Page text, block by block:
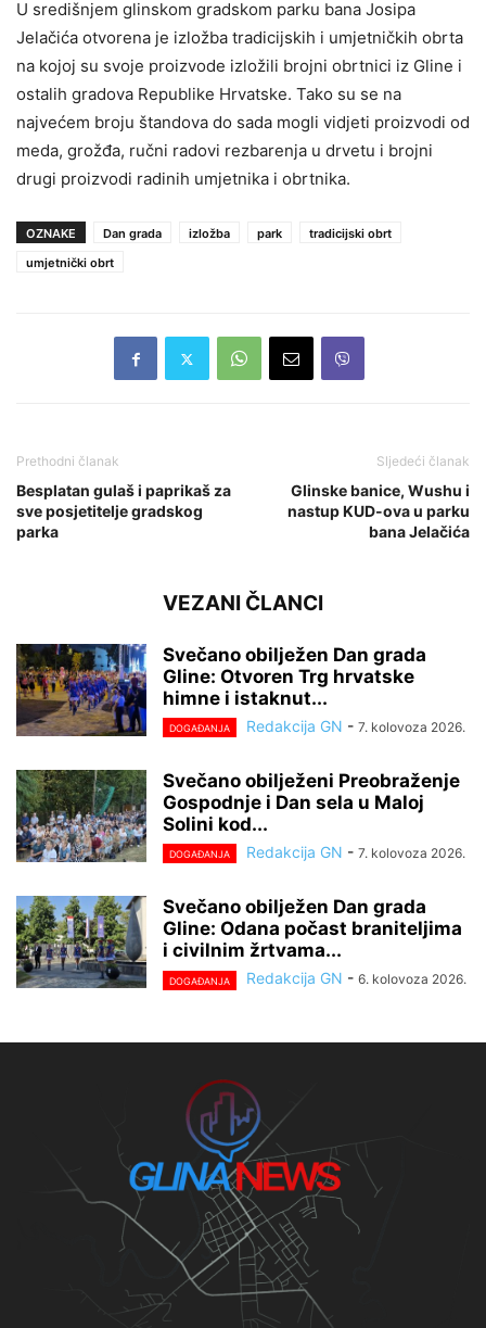
U središnjem glinskom gradskom parku bana Josipa
Jelačića otvorena je izložba tradicijskih i umjetničkih obrta
na kojoj su svoje proizvode izložili brojni obrtnici iz Gline i
ostalih gradova Republike Hrvatske. Tako su se na
najvećem broju štandova do sada mogli vidjeti proizvodi od
meda, grožđa, ručni radovi rezbarenja u drvetu i brojni
drugi proizvodi radinih umjetnika i obrtnika.
OZNAKE Dan grada izložba park
tradicijski obrt
umjetnički obrt
Prethodni članak
Besplatan gulaš i paprikaš za
sve posjetitelje gradskog
parka
Sljedeći članak
Glinske banice, Wushu i
nastup KUD-ova u parku
bana Jelačića
VEZANI ČLANCI
Svečano obilježen Dan grada
Gline: Otvoren Trg hrvatske
himne i istaknut...
DOGAĐANJA Redakcija GN - 7. kolovoza 2026.
Svečano obilježeni Preobraženje
Gospodnje i Dan sela u Maloj
Solini kod...
DOGAĐANJA Redakcija GN - 7. kolovoza 2026.
Svečano obilježen Dan grada
Gline: Odana počast braniteljima
i civilnim žrtvama...
DOGAĐANJA Redakcija GN - 6. kolovoza 2026.